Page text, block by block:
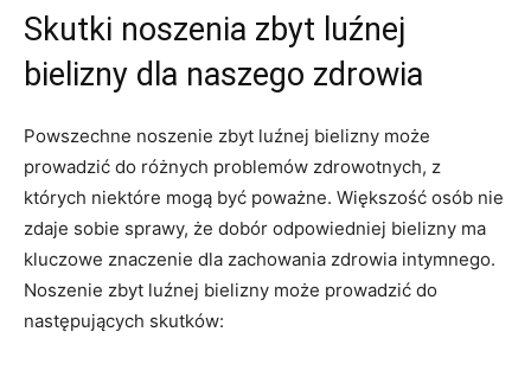
Skutki noszenia zbyt luźnej
bielizny dla naszego⁤ zdrowia
Powszechne‌ noszenie ​zbyt luźnej⁢ bielizny może
prowadzić do różnych problemów zdrowotnych, z
których ⁤niektóre mogą być‍ poważne. Większość osób‍ nie​
zdaje sobie sprawy, że‌ dobór odpowiedniej bielizny ‌ma
kluczowe znaczenie​ dla⁤ zachowania zdrowia intymnego.
‌Noszenie ​zbyt luźnej bielizny‌ może prowadzić do
następujących skutków: